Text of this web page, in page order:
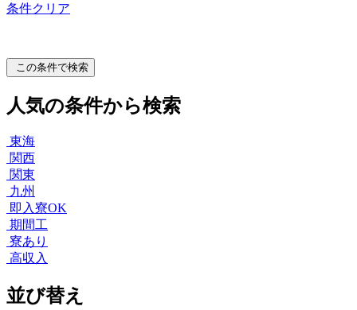
条件クリア
この条件で検索
人気の条件から検索
東海
関西
関東
九州
即入寮OK
期間工
寮あり
高収入
並び替え